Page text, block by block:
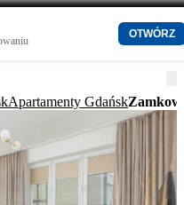
OTWÓRZ
Apartamenty Gdańsk